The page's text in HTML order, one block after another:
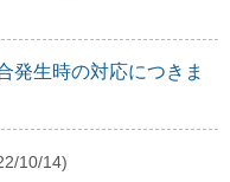
発生時の対応につきま
10/14)